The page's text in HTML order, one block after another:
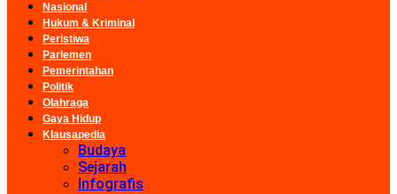
Nasional
Hukum & Kriminal
Peristiwa
Parlemen
Pemerintahan
Politik
Olahraga
Gaya Hidup
Klausapedia
Budaya
Sejarah
Infografis